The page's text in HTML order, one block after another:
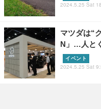
2024.5.25 Sat
マツダは“
N」…人と
イベント
2024.5.25 Sat